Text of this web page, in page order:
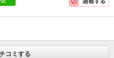
コミする